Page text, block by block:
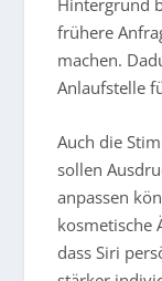
frühere
machen.
Anlaufstelle
Auch die
sollen
anpassen
kosmetische
dass Siri